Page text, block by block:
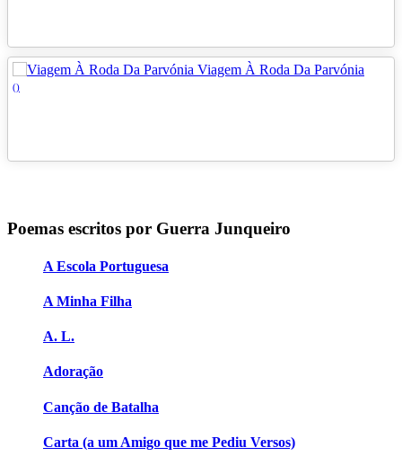
Viagem À Roda Da Parvónia
()
Poemas escritos por Guerra Junqueiro
A Escola Portuguesa
A Minha Filha
A. L.
Adoração
Canção de Batalha
Carta (a um Amigo que me Pediu Versos)